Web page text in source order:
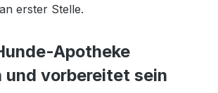
erster Stelle.
Apotheke
und vorbereitet sein